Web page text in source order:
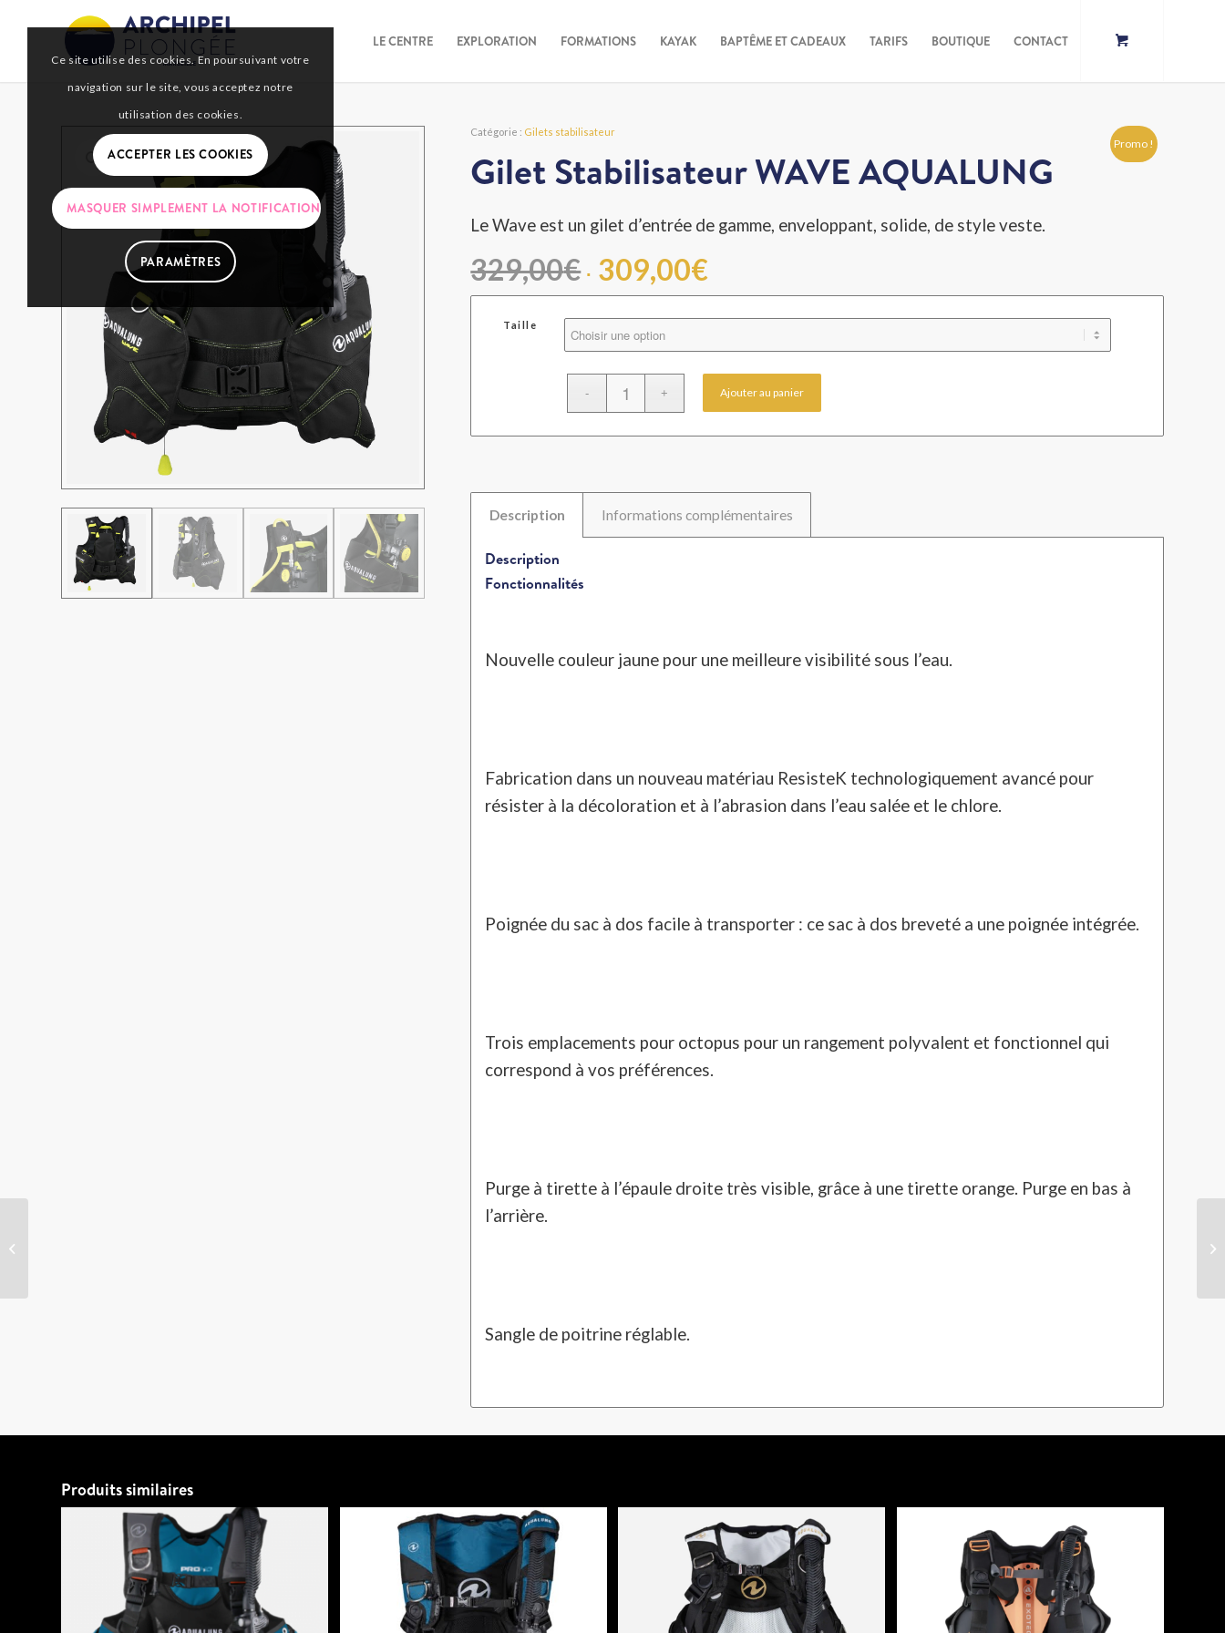
LE CENTRE EXPLORATION FORMATIONS KAYAK BAPTÊME ET CADEAUX TARIFS BOUTIQUE CONTACT
Promo !
Gilet Stabilisateur WAVE AQUALUNG
329,00€Le
prix
initial
était :
329,00€.
309,00€Le
prix
actuel
309,00€.
Le Wave est un gilet d’entrée de gamme, enveloppant, solide, de style veste.
Taille
Ajouter au panier
Catégorie : Gilets stabilisateur
Description Informations complémentaires
Description
Fonctionnalités
Nouvelle couleur jaune pour une meilleure visibilité sous l’eau.
Fabrication dans un nouveau matériau ResisteK technologiquement avancé pour
résister à la décoloration et à l’abrasion dans l’eau salée et le chlore.
Poignée du sac à dos facile à transporter : ce sac à dos breveté a une poignée intégrée.
Trois emplacements pour octopus pour un rangement polyvalent et fonctionnel qui
correspond à vos préférences.
Purge à tirette à l’épaule droite très visible, grâce à une tirette orange. Purge en bas à
l’arrière.
Sangle de poitrine réglable.
Produits similaires
Ce site utilise des cookies. En poursuivant votre
navigation sur le site, vous acceptez notre
utilisation des cookies.
ACCEPTER LES COOKIES
MASQUER SIMPLEMENT LA NOTIFICATION
PARAMÈTRES